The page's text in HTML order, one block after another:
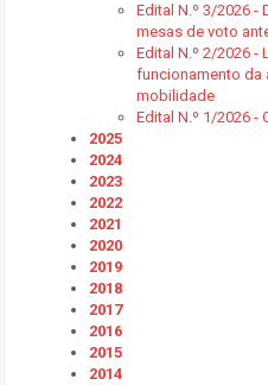
Edital N.º 3/2026
mesas de voto
Edital N.º 2/2026 -
funcionamento da
mobilidade
Edital N.º 1/2026 -
2025
2024
2023
2022
2021
2020
2019
2018
2017
2016
2015
2014